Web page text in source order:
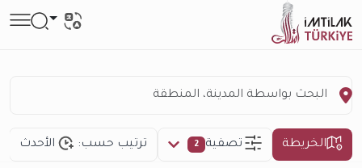
الخريطة تصفية ترتيب حسب: الأحدث